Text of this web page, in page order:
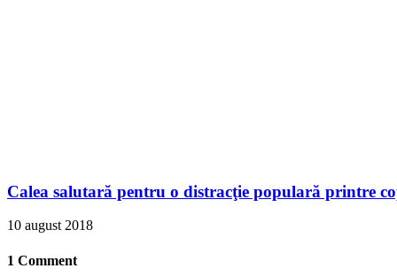
Calea salutară pentru o distracţie populară printre
10 august 2018
1 Comment